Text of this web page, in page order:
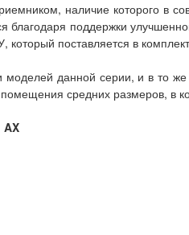
наличие которого в
благодаря поддержки
который поставляется в
данной серии, и в то
средних размеров, в
AX